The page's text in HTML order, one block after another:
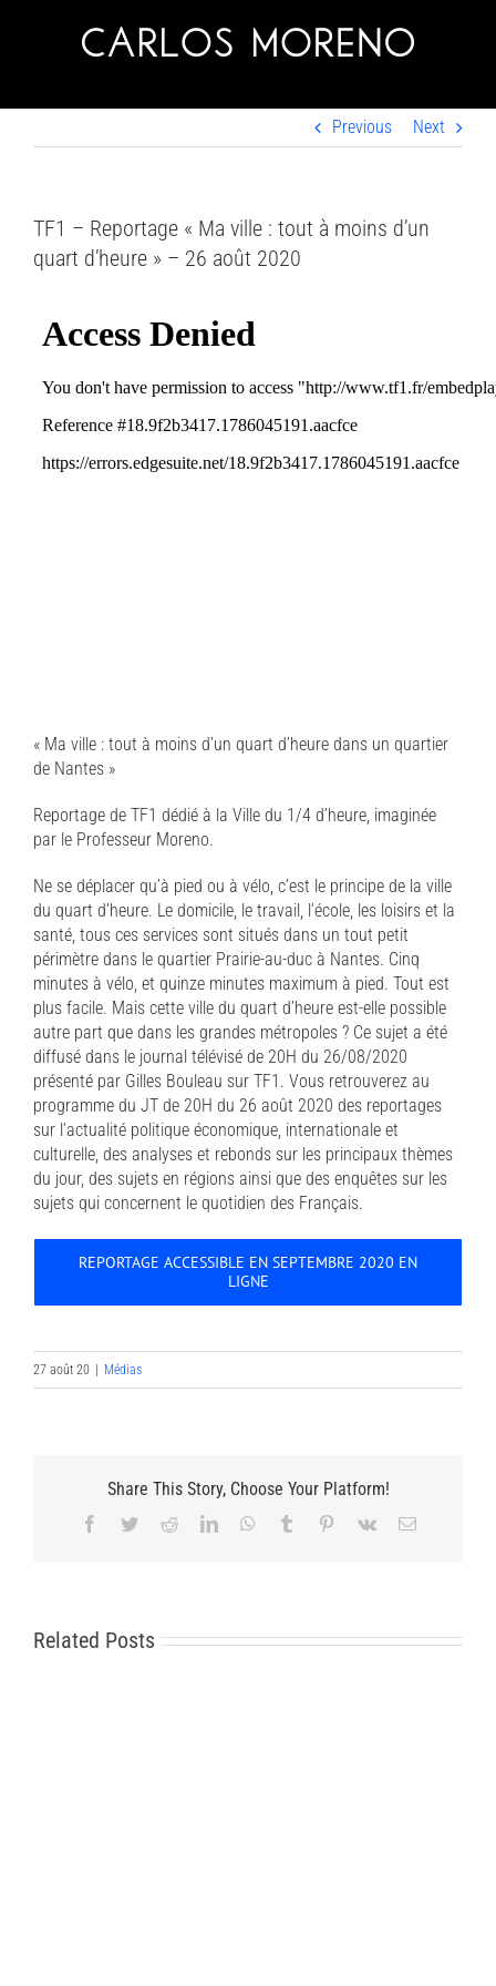
Previous Next
TF1 – Reportage « Ma ville : tout à moins d’un
quart d’heure » – 26 août 2020
« Ma ville : tout à moins d’un quart d’heure dans un quartier
de Nantes »
Reportage de TF1 dédié à la Ville du 1/4 d’heure, imaginée
par le Professeur Moreno.
Ne se déplacer qu’à pied ou à vélo, c’est le principe de la ville
du quart d’heure. Le domicile, le travail, l’école, les loisirs et la
santé, tous ces services sont situés dans un tout petit
périmètre dans le quartier Prairie-au-duc à Nantes. Cinq
minutes à vélo, et quinze minutes maximum à pied. Tout est
plus facile. Mais cette ville du quart d’heure est-elle possible
autre part que dans les grandes métropoles ? Ce sujet a été
diffusé dans le journal télévisé de 20H du 26/08/2020
présenté par Gilles Bouleau sur TF1. Vous retrouverez au
programme du JT de 20H du 26 août 2020 des reportages
sur l’actualité politique économique, internationale et
culturelle, des analyses et rebonds sur les principaux thèmes
du jour, des sujets en régions ainsi que des enquêtes sur les
sujets qui concernent le quotidien des Français.
REPORTAGE ACCESSIBLE EN SEPTEMBRE 2020 EN
LIGNE
27 août 20 Médias
Share This Story, Choose Your Platform!
Facebook
TwitterRedditLinkedInWhatsApp
Tumblr Pinterest
Vk Email
Related Posts